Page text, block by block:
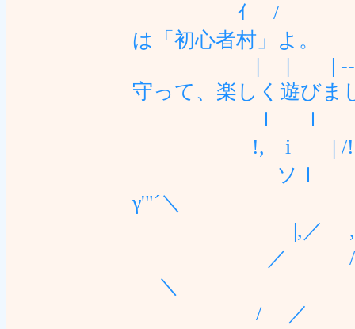
ｲ / ;' ,ハ |
は「初心者村」よ。
| | | ‐-/,.∧;'
守って、楽しく遊びま
ｌ ｌ ! ./
!, i | /!、
ソｌ
γ'"´＼
|,／ ,!
／ /.ト
＼
/ ／ .! ,! !,